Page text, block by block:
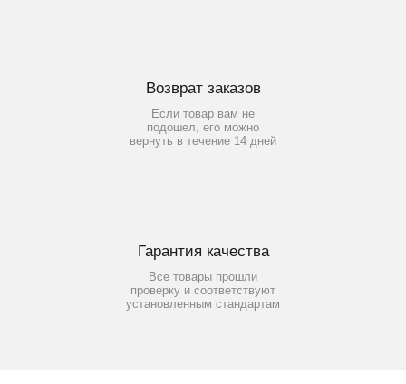
Возврат заказов
Если товар вам не
подошел, его можно
вернуть в течение 14 дней
Гарантия качества
Все товары прошли
проверку и соответствуют
установленным стандартам